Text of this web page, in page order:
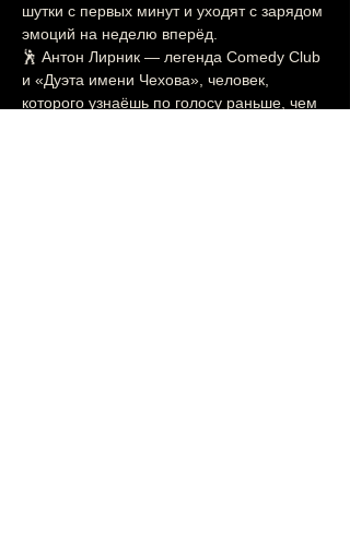
шутки с первых минут и уходят с зарядом
эмоций на неделю вперёд.
🕺 Антон Лирник — легенда Comedy Club
и «Дуэта имени Чехова», человек,
которого узнаёшь по голосу раньше, чем